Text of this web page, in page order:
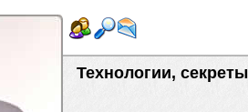
Технологии,